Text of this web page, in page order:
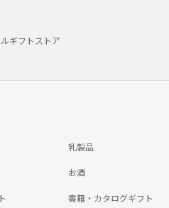
ギフトストア
乳製品
お酒
書籍・カタログギフト